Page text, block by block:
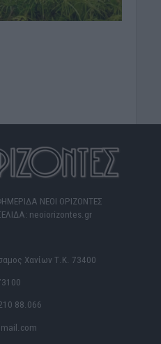
ΝΕΟΙ ΟΡΙΖΟΝΤΕΣ
neoiorizontes.gr
Χανίων Τ.Κ. 73400
88.066